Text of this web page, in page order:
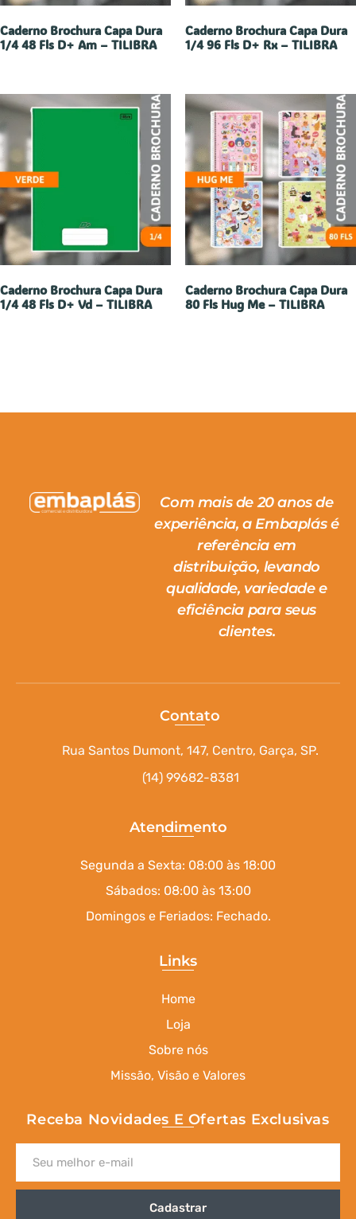
Caderno Brochura Capa Dura
1/4 48 Fls D+ Am – TILIBRA
Caderno Brochura Capa Dura
1/4 96 Fls D+ Rx – TILIBRA
Caderno Brochura Capa Dura
1/4 48 Fls D+ Vd – TILIBRA
Caderno Brochura Capa Dura
80 Fls Hug Me – TILIBRA
Com mais de 20 anos de
experiência, a Embaplás é
referência em
distribuição, levando
qualidade, variedade e
eficiência para seus
clientes.
Contato
Rua Santos Dumont, 147, Centro, Garça, SP.
(14) 99682-8381
Atendimento
Segunda a Sexta: 08:00 às 18:00
Sábados: 08:00 às 13:00
Domingos e Feriados: Fechado.
Links
Home
Loja
Sobre nós
Missão, Visão e Valores
Receba Novidades E Ofertas Exclusivas
Cadastrar